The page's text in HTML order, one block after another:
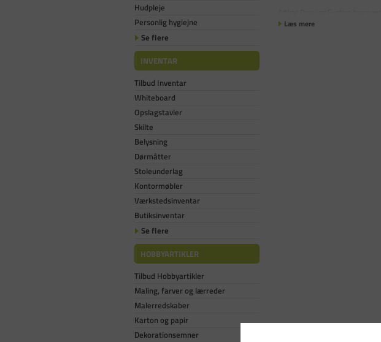
Hudpleje
Personlig hygiejne
Se flere
INVENTAR
Tilbud Inventar
Whiteboard
Opslagstavler
Skilte
Belysning
Dørmåtter
Stoleunderlag
Kontormøbler
Værkstedsinventar
Butiksinventar
Se flere
HOBBYARTIKLER
Tilbud Hobbyartikler
Maling, farver og lærreder
Malerredskaber
Karton og papir
Dekorationsemner
Læs mere